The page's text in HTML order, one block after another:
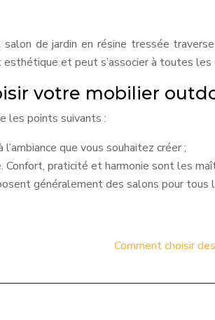
de jardin en résine tressée
et peut s’associer à toutes
votre mobilier
les points suivants :
que vous souhaitez créer ;
praticité et harmonie sont les
généralement des salons pour
Comment choisir